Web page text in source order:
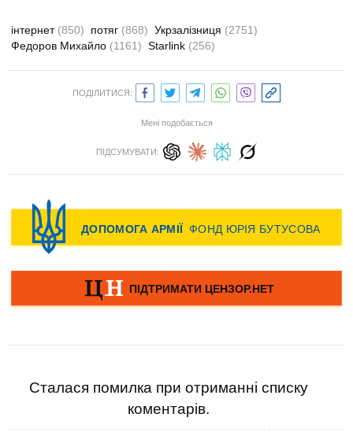
інтернет (850) потяг (868) Укрзалізниця (2751)
Федоров Михайло (1161) Starlink (256)
ПОДІЛИТИСЯ:
Мені подобається
ПІДСУМУВАТИ:
Сталася помилка при отриманні списку
коментарів.